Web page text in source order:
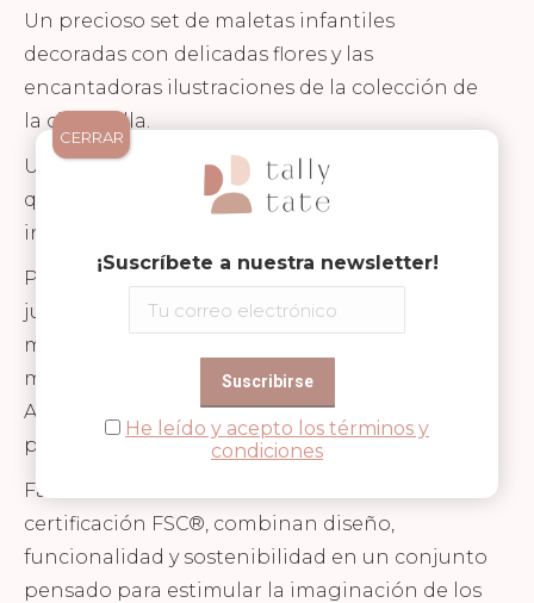
Un precioso set de maletas infantiles
decoradas con delicadas flores y las
encantadoras ilustraciones de la colección de
la cierva Ella.
Un accesorio tan práctico como decorativo
que llenará de magia cualquier habitación
infantil.
Perfectas para guardar pequeños tesoros,
juguetes, dibujos o recuerdos especiales, estas
maletas acompañarán a los peques en sus
momentos de juego y aventuras imaginarias.
Además, gracias a su práctico asa metálica,
podrán llevarlas fácilmente a todas partes.
Fabricadas en cartón resistente con
certificación FSC®, combinan diseño,
funcionalidad y sostenibilidad en un conjunto
pensado para estimular la imaginación de los
¡Suscríbete a nuestra newsletter!
He leído y acepto los términos y
condiciones
CERRAR